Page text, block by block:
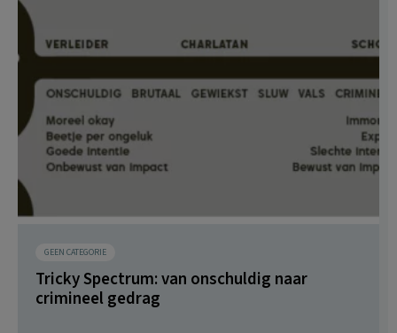
GEEN CATEGORIE
Tricky Spectrum: van onschuldig naar
crimineel gedrag